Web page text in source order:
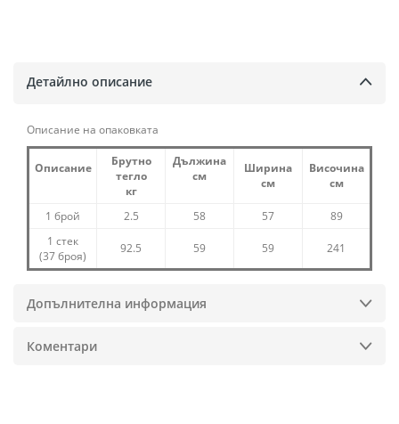
Детайлно описание
Описание на опаковката
Описание
Брутно
тегло
кг
Дължина
см
Ширина
см
Височина
см
1 брой 2.5 58 57
89
1 стек
(37 броя)
92.5 59 59 241
Допълнителна информация
Коментари